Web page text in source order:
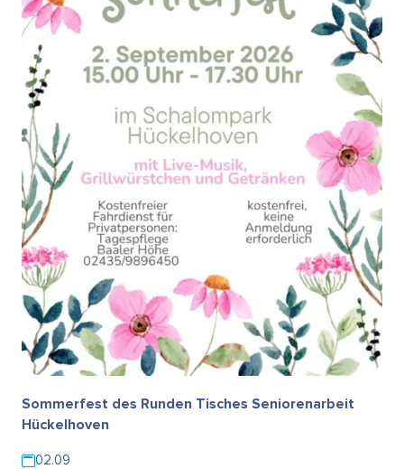
Sommerfest des Runden Tisches Seniorenarbeit
Hückelhoven
02.09